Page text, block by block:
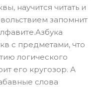
научится читать и
запомнит
с предметами, что
логического
его кругозор. А
слова